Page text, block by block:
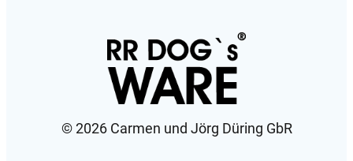
©️ 2026 Carmen und Jörg Düring GbR